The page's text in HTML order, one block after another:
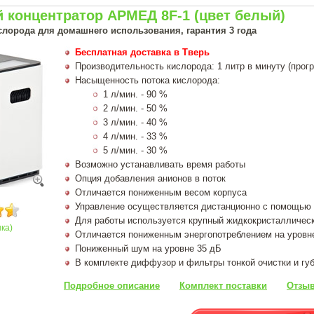
АРМЕД 8F-1 (цвет белый)
для домашнего использования, гарантия 3 года
Бесплатная доставка в Тверь
Производительность кислорода: 1 литр в минуту
Насыщенность потока кислорода:
1 л/мин. - 90 %
2 л/мин. - 50 %
3 л/мин. - 40 %
4 л/мин. - 33 %
5 л/мин. - 30 %
Возможно устанавливать время работы
Опция добавления анионов в поток
Отличается пониженным весом корпуса
Управление осуществляется дистанционно с помощью
Для работы используется крупный
Отличается пониженным энергопотреблением на
Пониженный шум на уровне 35 дБ
В комплекте диффузор и фильтры тонкой очистки и
Подробное описание Комплект поставки